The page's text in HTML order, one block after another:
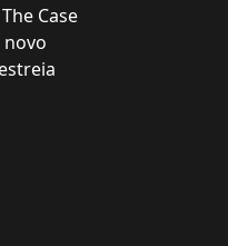
Case
novo